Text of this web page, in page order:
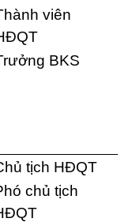
viên
BKS
tịch HĐQT
chủ tịch